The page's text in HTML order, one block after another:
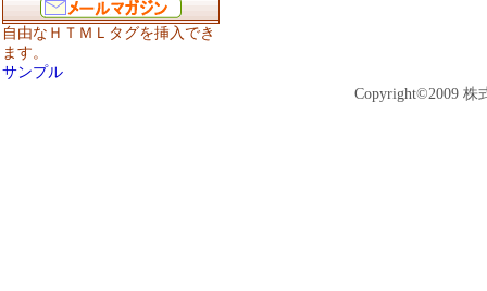
自由なＨＴＭＬタグを挿入でき
ます。
サンプル
Copyright©2009 株